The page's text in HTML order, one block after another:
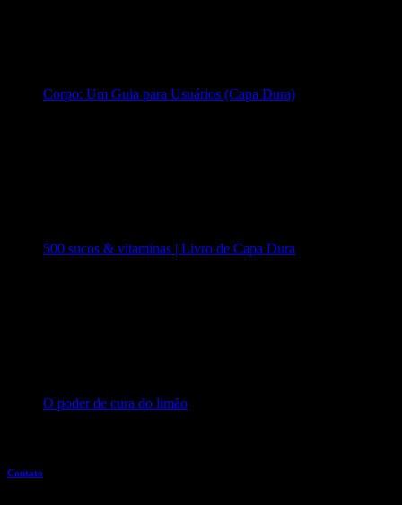
Corpo: Um Guia para Usuários (Capa Dura)
500 sucos & vitaminas | Livro de Capa Dura
O poder de cura do limão
Contato